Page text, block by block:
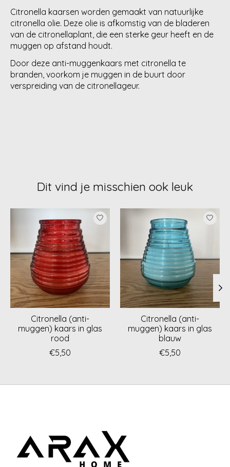
Citronella kaarsen worden gemaakt van natuurlijke
citronella olie. Deze olie is afkomstig van de bladeren
van de citronellaplant, die een sterke geur heeft en de
muggen op afstand houdt.
Door deze anti-muggenkaars met citronella te
branden, voorkom je muggen in de buurt door
verspreiding van de citronellageur.
Dit vind je misschien ook leuk
Items van productcarrousel
Citronella (anti-
muggen) kaars in glas
rood
€5,50
Citronella (anti-
muggen) kaars in glas
blauw
€5,50